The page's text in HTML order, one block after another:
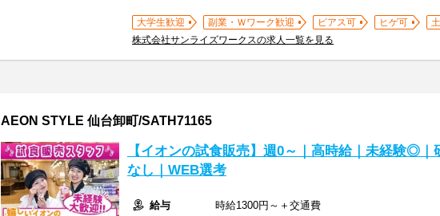
大学生歓迎 副業・Ｗワーク歓迎 ピアス可 ヒゲ可
株式会社サンライズワークスの求人一覧を見る
AEON STYLE 仙台卸町/SATH71165
【イオンの試食販売】週0～｜高時給｜未経験◎｜
なし｜WEB選考
給与
時給1300円～＋交通費